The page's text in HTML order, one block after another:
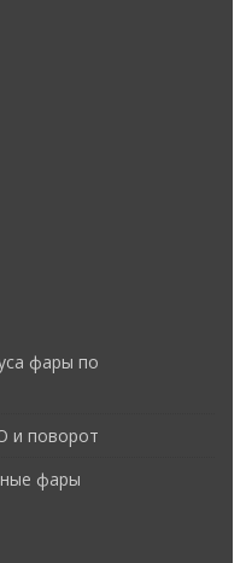
фары по
и поворот
фары